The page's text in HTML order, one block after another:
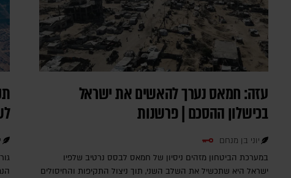
עזה: חמאס נערך להאשים את ישראל
בכישלון ההסכם | פרשנות
יוני בן מנחם
במערכת הביטחון מזהים ניסיון של חמאס לבסס נרטיב שלפיו
ישראל היא שתכשיל את השלב השני, תוך ניצול התקיפות והחיסולים